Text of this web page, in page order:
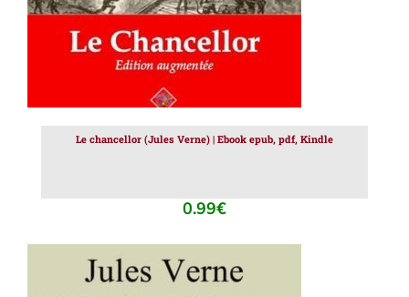
Le chancellor (Jules Verne) | Ebook epub, pdf, Kindle
0.99€